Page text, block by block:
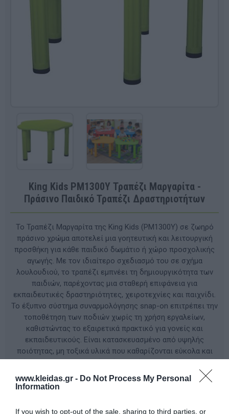
www.kleidas.gr - Do Not Process My Personal
Information
If you wish to opt-out of the sale, sharing to third parties, or
King Kids PM1300Y Τραπέζι Μαργαρίτα -
Πράσινο Παιδικό Τραπέζι Δραστηριοτήτων
Το Τραπέζι Μαργαρίτα της King Kids (PM1300Y) σε ζωηρό
πράσινο χρώμα αποτελεί μια γοητευτική και λειτουργική
προσθήκη για κάθε παιδικό δωμάτιο ή χώρο προσχολικής
αγωγής. Με τον ιδιαίτερο σχεδιασμό του σε σχήμα
λουλουδιού, το τραπέζι εμπνέει τη δημιουργικότητα των
παιδιών, παρέχοντας μια σταθερή επιφάνεια για
εκπαιδευτικές δραστηριότητες, χειροτεχνίες και παιχνίδι.
Το έξυπνο σύστημα συναρμολόγησης snap-on επιτρέπει την
τοποθέτηση των ποδιών χωρίς τη χρήση εργαλείων,
καθιστώντας το εξαιρετικά πρακτικό για γονείς και
εκπαιδευτικούς. Είναι κατασκευασμένο από υψηλής
ποιότητας, μη τοξικά υλικά που καθαρίζονται εύκολα και
αντέχουν στην καθημερινή χρήση, ενώ η ελαφριά κατασκευή
του (καθαρό βάρος 6.87 kg) επιτρέπει την πανεύκολη
μετακίνησή του στο χώρο.